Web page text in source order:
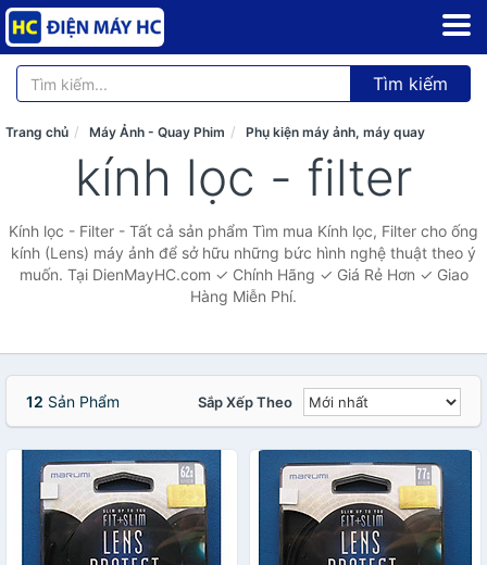
Tìm kiếm
Trang chủ Máy Ảnh - Quay Phim Phụ kiện máy ảnh, máy quay
kính lọc - filter
Kính lọc - Filter - Tất cả sản phẩm Tìm mua Kính lọc, Filter cho ống
kính (Lens) máy ảnh để sở hữu những bức hình nghệ thuật theo ý
muốn. Tại DienMayHC.com ✓ Chính Hãng ✓ Giá Rẻ Hơn ✓ Giao
Hàng Miễn Phí.
12 Sản Phẩm Sắp Xếp Theo